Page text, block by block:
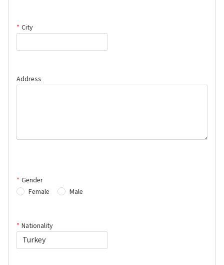
City
Address
Gender
Female
Male
Nationality